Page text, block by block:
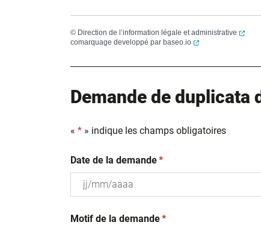
© Direction de l’information légale et administrative
comarquage developpé par baseo.io (ouverture dans un
Demande de duplicata
« * » indique les champs obligatoires
Date de la demande(obligatoire)
*
slash
Motif de la demande(obligatoire)
*